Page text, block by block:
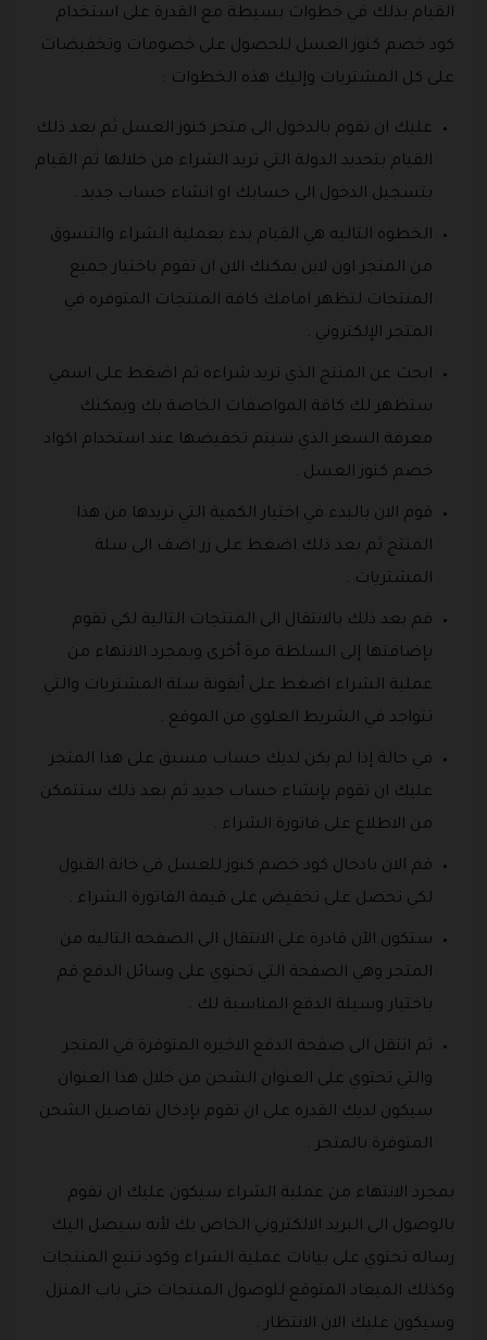
القيام بذلك في خطوات بسيطة مع القدرة على استخدام
كود خصم كنوز العسل للحصول على خصومات وتخفيضات
على كل المشتريات وإليك هذه الخطوات :
عليك ان تقوم بالدخول الى متجر كنوز العسل ثم بعد ذلك
القيام بتحديد الدولة التي تريد الشراء من خلالها ثم القيام
بتسجيل الدخول الى حسابك او انشاء حساب جديد .
الخطوه التاليه هي القيام بدء بعملية الشراء والتسوق
من المتجر اون لاين يمكنك الان ان تقوم باختيار جميع
المنتجات لتظهر امامك كافة المنتجات المتوفره في
المتجر الإلكتروني .
ابحث عن المنتج الذي تريد شراءه ثم اضغط على اسمي
ستظهر لك كافة المواصفات الخاصة بك ويمكنك
معرفة السعر الذي سيتم تخفيضها عند استخدام اكواد
خصم كنوز العسل .
قوم الان بالبدء في اختيار الكمية التي تريدها من هذا
المنتج ثم بعد ذلك اضغط على زر اضف الى سلة
المشتريات .
قم بعد ذلك بالانتقال الى المنتجات التالية لكي تقوم
بإضافتها إلى السلطة مرة أخرى وبمجرد الانتهاء من
عملية الشراء اضغط على أيقونة سلة المشتريات والتي
تتواجد في الشريط العلوي من الموقع .
في حالة إذا لم يكن لديك حساب مسبق على هذا المتجر
عليك ان تقوم بإنشاء حساب جديد ثم بعد ذلك ستتمكن
من الاطلاع على فاتورة الشراء .
قم الان بادخال كود خصم كنوز للعسل في خانة القبول
لكي تحصل على تخفيض على قيمة الفاتورة الشراء .
ستكون الآن قادرة على الانتقال الى الصفحه التاليه من
المتجر وهي الصفحة التي تحتوي على وسائل الدفع قم
باختيار وسيلة الدفع المناسبة لك .
ثم انتقل الى صفحة الدفع الاخيره المتوفرة في المتجر
والتي تحتوي على العنوان الشحن من خلال هذا العنوان
سيكون لديك القدره على ان تقوم بإدخال تفاصيل الشحن
المتوفرة بالمتجر .
بمجرد الانتهاء من عملية الشراء سيكون عليك ان تقوم
بالوصول الى البريد الالكتروني الخاص بك لأنه سيصل اليك
رساله تحتوي على بيانات عملية الشراء وكود تتبع المنتجات
وكذلك الميعاد المتوقع للوصول المنتجات حتى باب المنزل
وسيكون عليك الان الانتظار .